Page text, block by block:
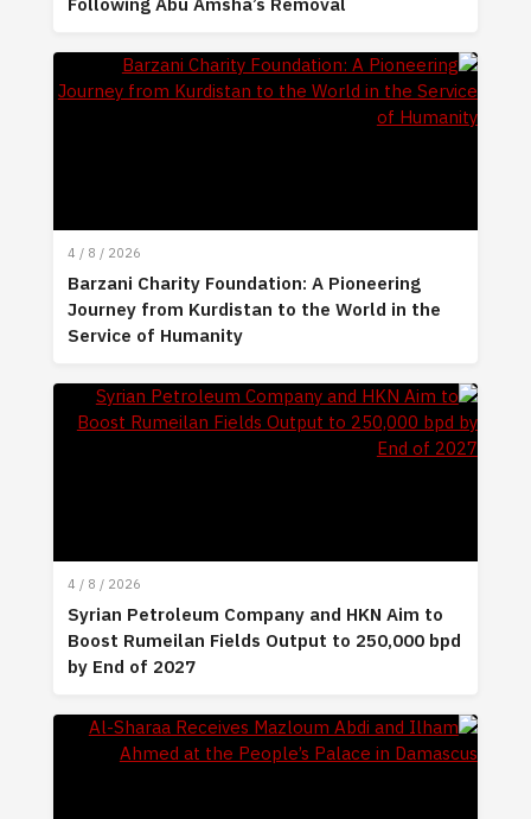
4 / 8 / 2026
Barzani Charity Foundation: A Pioneering
Journey from Kurdistan to the World in the
Service of Humanity
4 / 8 / 2026
Syrian Petroleum Company and HKN Aim to
Boost Rumeilan Fields Output to 250,000 bpd
by End of 2027